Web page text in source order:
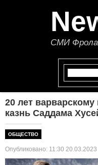
СМИ Фрола
20 лет
казнь Саддама
ОБЩЕСТВО
Опубликовано: 11:30 20.03.2023